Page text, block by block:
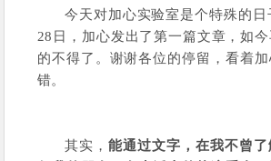
今天对加心实验室是个特殊的日
28日，加心发出了第一篇文章，如
的不得了。谢谢各位的停留，看着
错。
其实， 能通过文字，在我不曾